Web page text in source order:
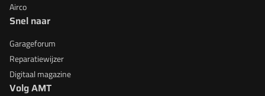
Airco
Snel naar
Garageforum
Reparatiewijzer
Digitaal magazine
Volg AMT